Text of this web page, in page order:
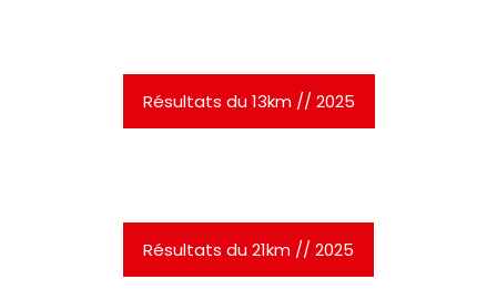
Résultats du 13km // 2025
Résultats du 21km // 2025